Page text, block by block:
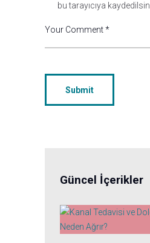
bu tarayıcıya kaydedilsin.
Güncel İçerikler